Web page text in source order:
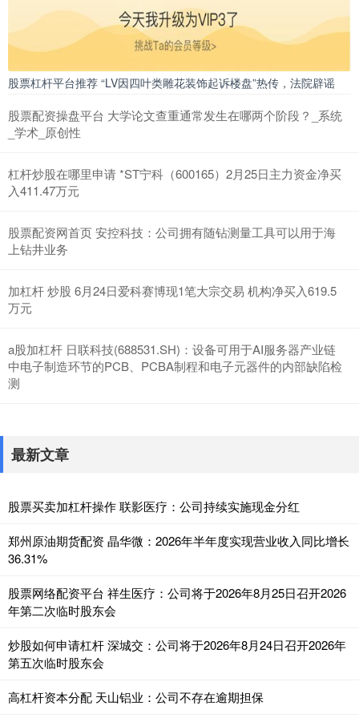
股票杠杆平台推荐 “LV因四叶类雕花装饰起诉楼盘”热传，法院辟谣
股票配资操盘平台 大学论文查重通常发生在哪两个阶段？_系统
_学术_原创性
杠杆炒股在哪里申请 *ST宁科（600165）2月25日主力资金净买
入411.47万元
股票配资网首页 安控科技：公司拥有随钻测量工具可以用于海
上钻井业务
加杠杆 炒股 6月24日爱科赛博现1笔大宗交易 机构净买入619.5
万元
a股加杠杆 日联科技(688531.SH)：设备可用于AI服务器产业链
中电子制造环节的PCB、PCBA制程和电子元器件的内部缺陷检
测
最新文章
股票买卖加杠杆操作 联影医疗：公司持续实施现金分红
郑州原油期货配资 晶华微：2026年半年度实现营业收入同比增长
36.31%
股票网络配资平台 祥生医疗：公司将于2026年8月25日召开2026
年第二次临时股东会
炒股如何申请杠杆 深城交：公司将于2026年8月24日召开2026年
第五次临时股东会
高杠杆资本分配 天山铝业：公司不存在逾期担保